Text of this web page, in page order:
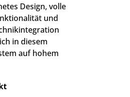
Design, volle
und
in diesem
auf hohem